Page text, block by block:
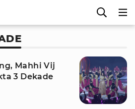
Mahhi Vij
3 Dekade